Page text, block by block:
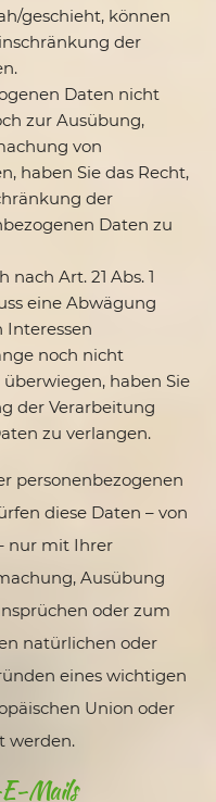
geschieht, können
der
Daten nicht
zur Ausübung,
von
haben Sie das Recht,
der
Daten zu
Art. 21 Abs. 1
eine Abwägung
Interessen
noch nicht
haben Sie
der Verarbeitung
zu verlangen.
personenbezogenen
diese Daten – von
nur mit Ihrer
Ausübung
oder zum
natürlichen oder
eines wichtigen
Union oder
werden.
E-Mails